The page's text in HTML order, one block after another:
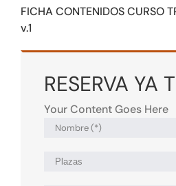
FICHA CONTENIDOS CURSO
v.1
RESERVA YA
Your Content Goes Here